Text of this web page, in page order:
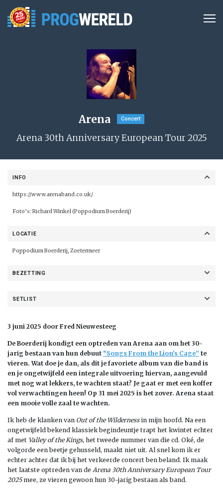
Arena Concert
Arena 30th Anniversary European Tour 2025
INFO
https://www.arenaband.co.uk/
Foto’s: Richard Winkel (Poppodium Boerderij)
LOCATIE
Poppodium Boerderij, Zoetermeer
BEZETTING
SETLIST
3 juni 2025 door Fred Nieuwesteeg
De Boerderij kondigt een optreden van Arena aan om het 30-
jarig bestaan van hun debuut “Songs From the Lion’s Cage” te
vieren. Wat doe je dan, als dit je favoriete album van die band is
en je ongetwijfeld een integrale uitvoering hiervan, aangevuld
met nog wat lekkers, te wachten staat? Je gaat er met een koffer
vol verwachtingen heen! Op 31 mei 2025 is het zover. Arena staat
een mooie volle zaal te wachten.
Ik heb de klanken van Out of the Wildernessin mijn hoofd. Na een
ongetwijfeld bekend klassiek begindeuntje trapt het kwintet echter
af met Valley of the Kings, het tweede nummer van die cd. Oké, de
volgorde een beetje gehusseld, maakt niet uit. Al snel kom ik er
echter achter dat ik bij het verkeerde concert ben beland. Ik maak
het laatste optreden van de Arena 30th Anniversary European Tour
2025mee, ze vieren gewoon hun 30-jarig bestaan als band.